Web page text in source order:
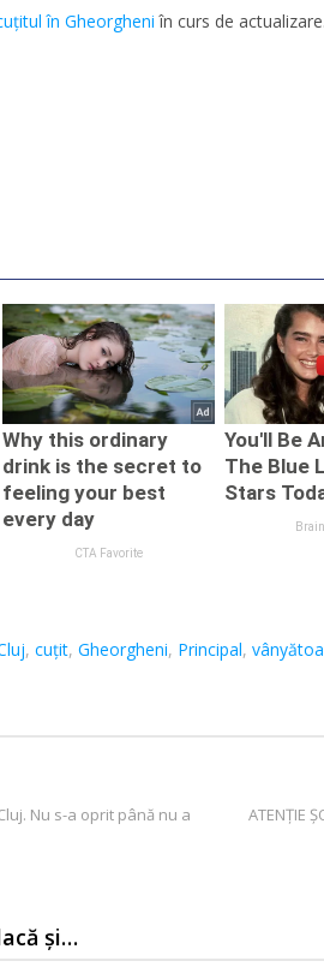
în Gheorgheni în curs de
, cuțit, Gheorgheni, Principal,
ATENȚIE
Nu s-a oprit până nu a
și…